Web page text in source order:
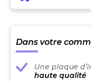
Dans votre
Une plaque
haute qualité